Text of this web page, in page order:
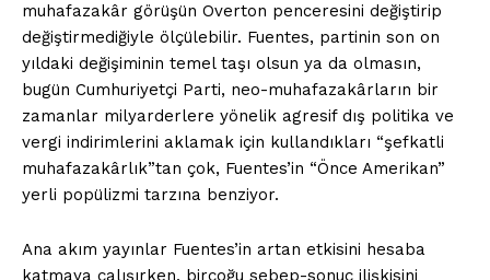
muhafazakâr görüşün Overton penceresini değiştirip
değiştirmediğiyle ölçülebilir. Fuentes, partinin son on
yıldaki değişiminin temel taşı olsun ya da olmasın,
bugün Cumhuriyetçi Parti, neo-muhafazakârların bir
zamanlar milyarderlere yönelik agresif dış politika ve
vergi indirimlerini aklamak için kullandıkları “şefkatli
muhafazakârlık”tan çok, Fuentes’in “Önce Amerikan”
yerli popülizmi tarzına benziyor.
Ana akım yayınlar Fuentes’in artan etkisini hesaba
katmaya çalışırken, birçoğu sebep-sonuç ilişkisini